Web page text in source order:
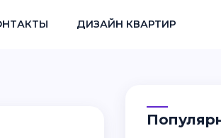
ДИЗАЙН КВАРТИР